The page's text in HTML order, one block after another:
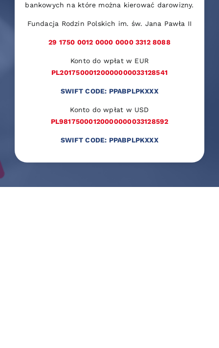
bankowych na które można kierować darowizny.
Fundacja Rodzin Polskich im. św. Jana Pawła II
29 1750 0012 0000 0000 3312 8088
Konto do wpłat w EUR
PL20175000120000000033128541
SWIFT CODE: PPABPLPKXXX
Konto do wpłat w USD
PL98175000120000000033128592
SWIFT CODE: PPABPLPKXXX